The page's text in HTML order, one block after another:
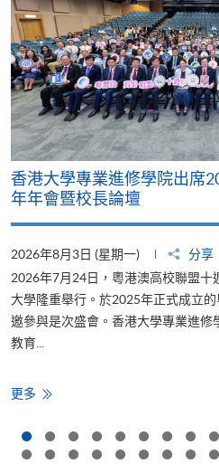
香港大學專業進修學院出席
年年會暨校長論壇
2026年8月3日 (星期一)
分享
2026年7月24日，粵港澳高校聯盟十
大學隆重舉行。於2025年正式成立
邀參與是次盛會。香港大學專業進修
教育...
更多 香
港
學
專
業